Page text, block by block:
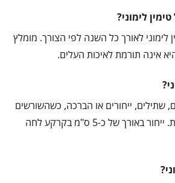
לימוני?
לימוני לאורך כל השנה לפי הצורך. מומלץ
אינה תורמת לאיכות העלים.
שתילים, ייחורים או הברכה, כשהשורשים
מתפתחים תוך 3-8 שבועות. ייחור באורך של כ-5 ס"מ בקרקע לחה